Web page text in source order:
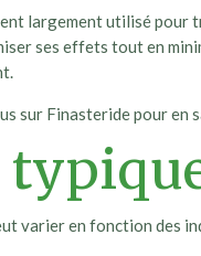
largement utilisé pour
ses effets tout en
sur Finasteride pour en
varier en fonction des